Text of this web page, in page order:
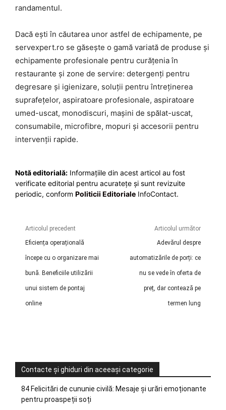
randamentul.
Dacă ești în căutarea unor astfel de echipamente, pe
servexpert.ro se găsește o gamă variată de produse și
echipamente profesionale pentru curățenia în
restaurante și zone de servire: detergenți pentru
degresare și igienizare, soluții pentru întreținerea
suprafețelor, aspiratoare profesionale, aspiratoare
umed-uscat, monodiscuri, mașini de spălat-uscat,
consumabile, microfibre, mopuri și accesorii pentru
intervenții rapide.
Notă editorială: Informațiile din acest articol au fost
verificate editorial pentru acuratețe și sunt revizuite
periodic, conform Politicii Editoriale InfoContact.
Articolul precedent
Eficiența operațională
începe cu o organizare mai
bună. Beneficiile utilizării
unui sistem de pontaj
online
Articolul următor
Adevărul despre
automatizările de porți: ce
nu se vede în oferta de
preț, dar contează pe
termen lung
Contacte și ghiduri din aceeași categorie
84 Felicitări de cununie civilă: Mesaje și urări emoționante
pentru proaspeții soți